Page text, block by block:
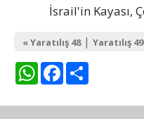
İsrail'in Kayası,
« Yaratılış 48| Yaratılış 49
WhatsAppFacebook